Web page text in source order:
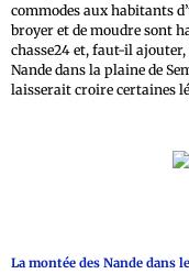
commodes aux habitants
broyer et de moudre sont
chasse24 et, faut-il ajouter,
Nande dans la plaine de
laisserait croire certaines
La montée des Nande dans